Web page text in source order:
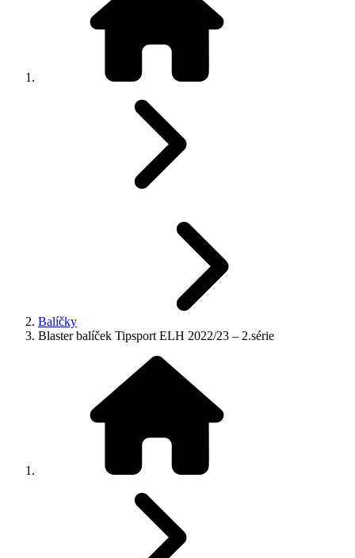
Balíčky
Blaster balíček Tipsport ELH 2022/23 – 2.série